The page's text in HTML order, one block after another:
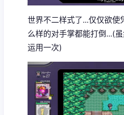
世界不二样式了...仅仅欲使
么样的对手掌都能打倒...(
运用一次)